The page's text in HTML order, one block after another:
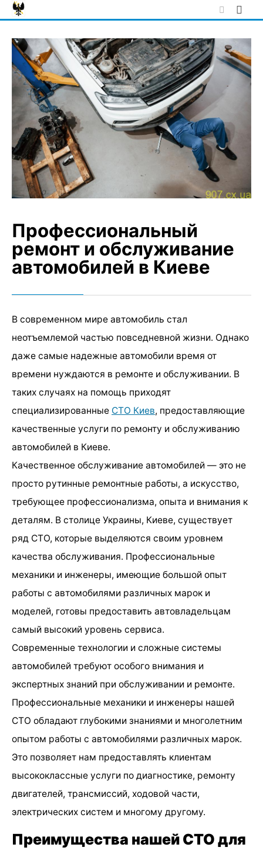
Skip
to
Профессиональный
ремонт и обслуживание
автомобилей в Киеве
В современном мире автомобиль стал
неотъемлемой частью повседневной жизни. Однако
даже самые надежные автомобили время от
времени нуждаются в ремонте и обслуживании. В
таких случаях на помощь приходят
специализированные СТО Киев, предоставляющие
качественные услуги по ремонту и обслуживанию
автомобилей в Киеве.
Качественное обслуживание автомобилей — это не
просто рутинные ремонтные работы, а искусство,
требующее профессионализма, опыта и внимания к
деталям. В столице Украины, Киеве, существует
ряд СТО, которые выделяются своим уровнем
качества обслуживания. Профессиональные
механики и инженеры, имеющие большой опыт
работы с автомобилями различных марок и
моделей, готовы предоставить автовладельцам
самый высокий уровень сервиса.
Современные технологии и сложные системы
автомобилей требуют особого внимания и
экспертных знаний при обслуживании и ремонте.
Профессиональные механики и инженеры нашей
СТО обладают глубокими знаниями и многолетним
опытом работы с автомобилями различных марок.
Это позволяет нам предоставлять клиентам
высококлассные услуги по диагностике, ремонту
двигателей, трансмиссий, ходовой части,
электрических систем и многому другому.
Преимущества нашей СТО для